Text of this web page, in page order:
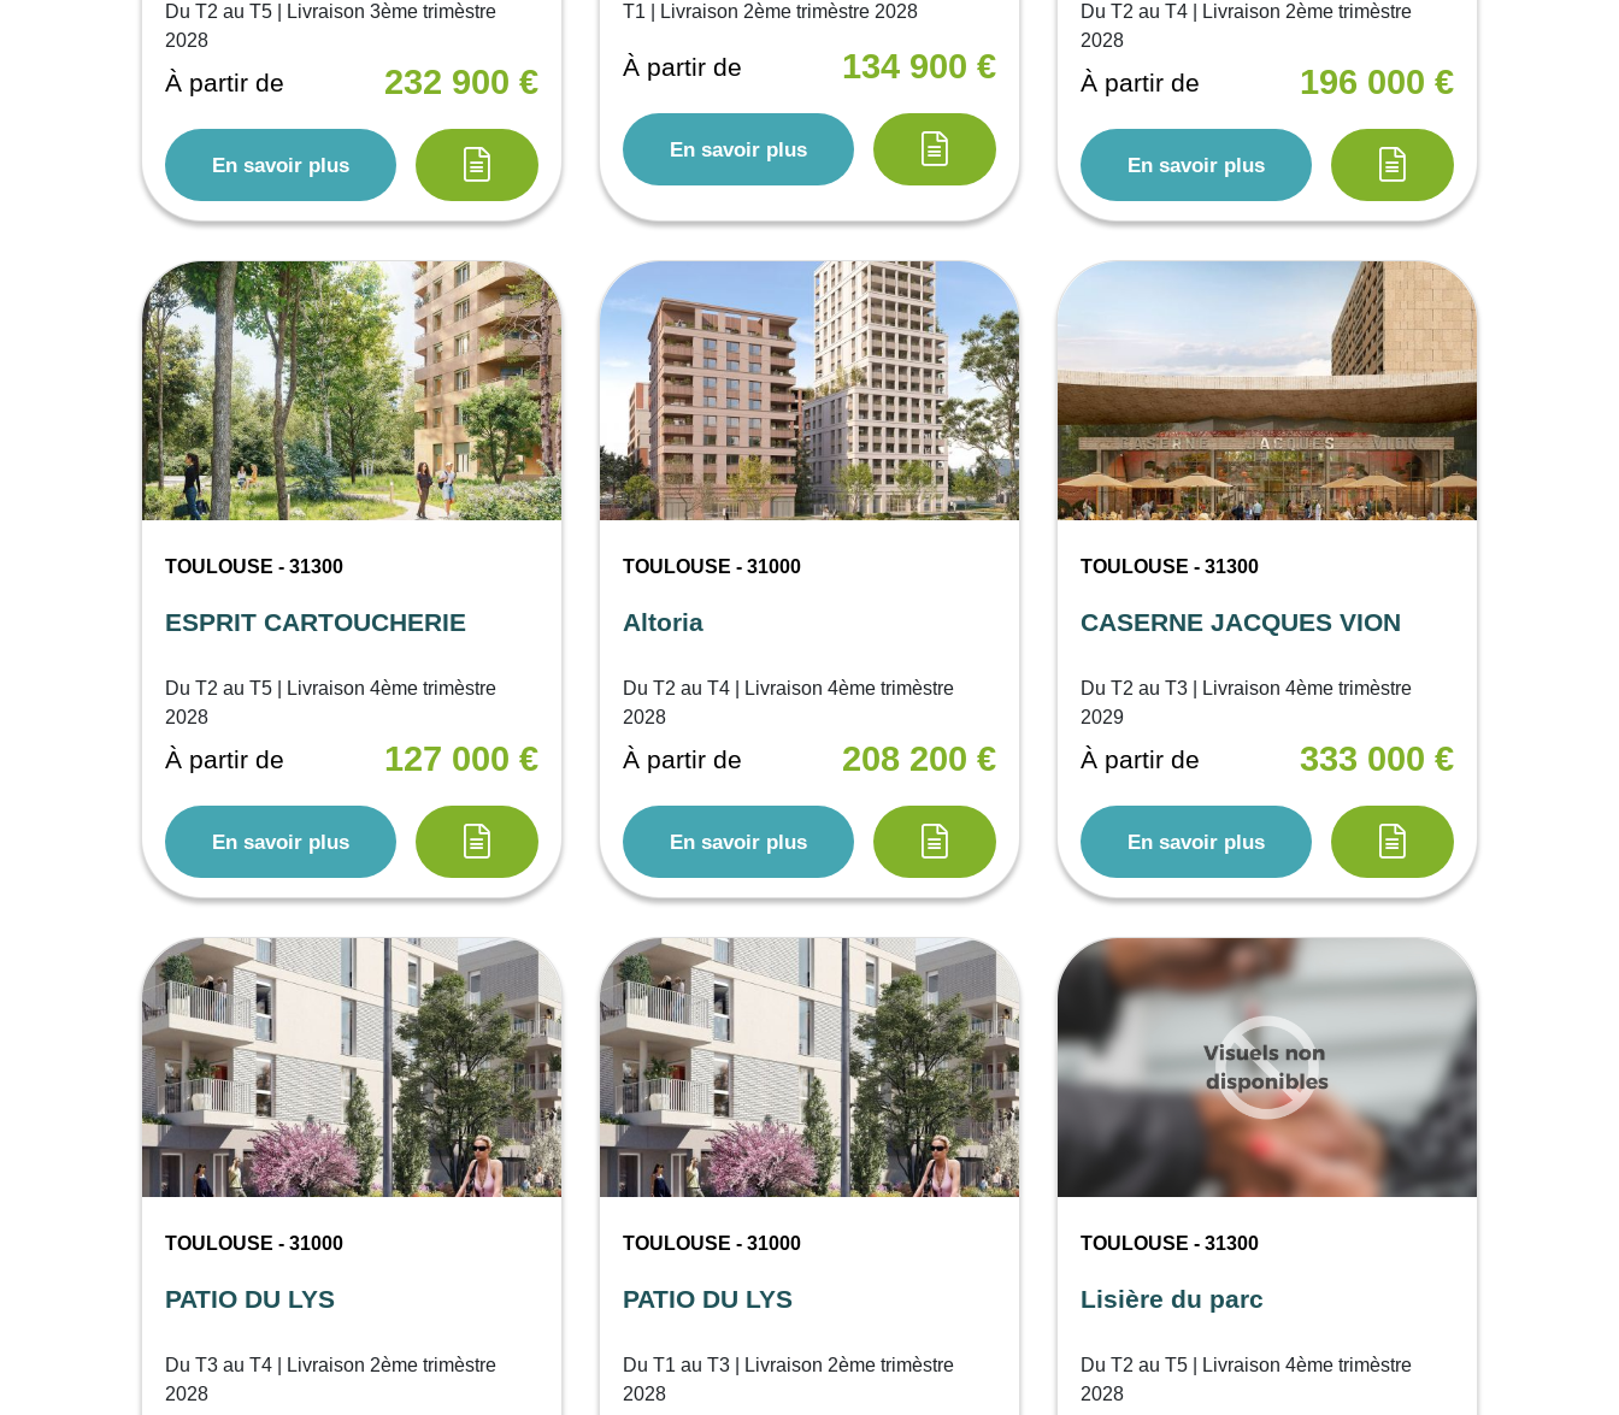
Du T2 au T5 | Livraison 3ème trimèstre
2028
À partir de 232 900 €
En savoir plus
T1 | Livraison 2ème trimèstre 2028
À partir de 134 900 €
En savoir plus
Du T2 au T4 | Livraison 2ème trimèstre
2028
À partir de 196 000 €
En savoir plus
TOULOUSE - 31300
ESPRIT CARTOUCHERIE
Du T2 au T5 | Livraison 4ème trimèstre
2028
À partir de 127 000 €
En savoir plus
TOULOUSE - 31000
Altoria
Du T2 au T4 | Livraison 4ème trimèstre
2028
À partir de 208 200 €
En savoir plus
TOULOUSE - 31300
CASERNE JACQUES VION
Du T2 au T3 | Livraison 4ème trimèstre
2029
À partir de 333 000 €
En savoir plus
TOULOUSE - 31000
PATIO DU LYS
Du T3 au T4 | Livraison 2ème trimèstre
2028
TOULOUSE - 31000
PATIO DU LYS
Du T1 au T3 | Livraison 2ème trimèstre
2028
TOULOUSE - 31300
Lisière du parc
Du T2 au T5 | Livraison 4ème trimèstre
2028